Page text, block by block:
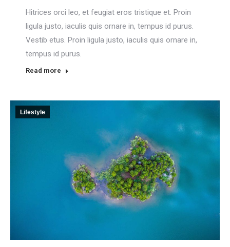
Hitrices orci leo, et feugiat eros tristique et. Proin
ligula justo, iaculis quis ornare in, tempus id purus.
Vestib etus. Proin ligula justo, iaculis quis ornare in,
tempus id purus.
Read more
Lifestyle